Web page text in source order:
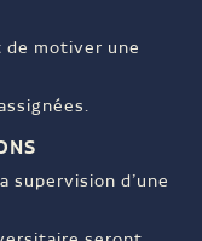
motiver une
supervision d’une